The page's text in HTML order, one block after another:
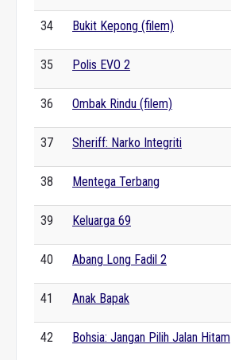
34 Bukit Kepong (filem)
35 Polis EVO 2
36 Ombak Rindu (filem)
37 Sheriff: Narko Integriti
38 Mentega Terbang
39 Keluarga 69
40 Abang Long Fadil 2
41 Anak Bapak
42 Bohsia: Jangan Pilih Jalan Hitam